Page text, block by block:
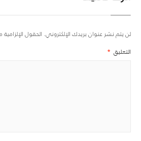
لن يتم نشر عنوان بريدك الإلكتروني. الحقول الإلزامية
التعليق *